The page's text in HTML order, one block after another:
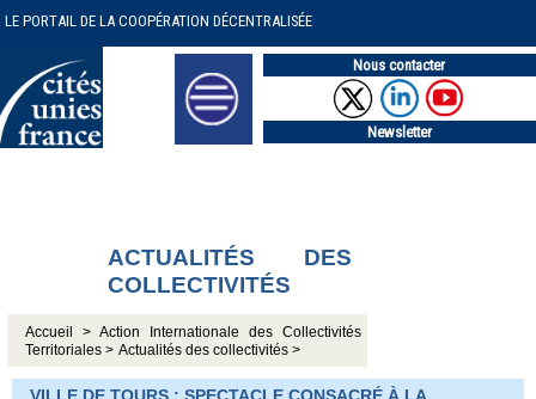
LE PORTAIL DE LA COOPÉRATION DÉCENTRALISÉE
Nous contacter
Newsletter
ACTUALITÉS DES
COLLECTIVITÉS
Accueil >Action Internationale des Collectivités
Territoriales > Actualités des collectivités >